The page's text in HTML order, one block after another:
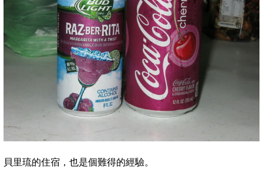
貝里琉的住宿，也是個難得的經驗。